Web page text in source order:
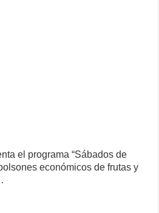
el programa “Sábados de
económicos de frutas y